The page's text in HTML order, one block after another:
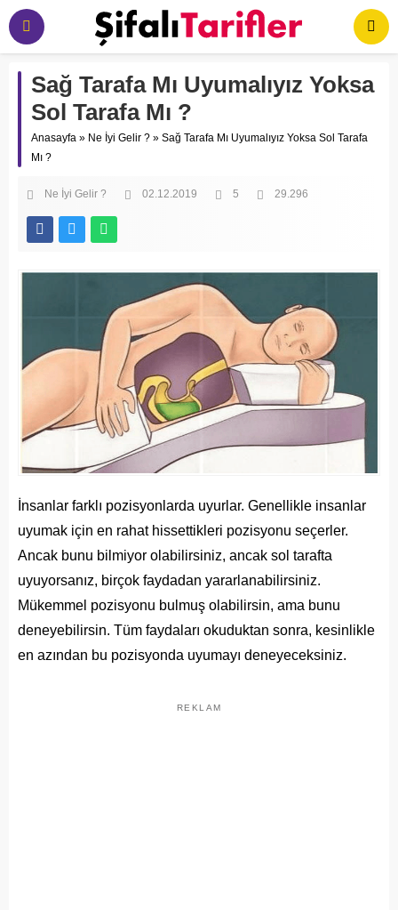
Sağ Tarafa Mı Uyumalıyız Yoksa
Sol Tarafa Mı ?
Anasayfa » Ne İyi Gelir ? » Sağ Tarafa Mı Uyumalıyız Yoksa Sol Tarafa
Mı ?
Ne İyi Gelir ? 02.12.2019 5 29.296
İnsanlar farklı pozisyonlarda uyurlar. Genellikle insanlar
uyumak için en rahat hissettikleri pozisyonu seçerler.
Ancak bunu bilmiyor olabilirsiniz, ancak sol tarafta
uyuyorsanız, birçok faydadan yararlanabilirsiniz.
Mükemmel pozisyonu bulmuş olabilirsin, ama bunu
deneyebilirsin. Tüm faydaları okuduktan sonra, kesinlikle
en azından bu pozisyonda uyumayı deneyeceksiniz.
REKLAM